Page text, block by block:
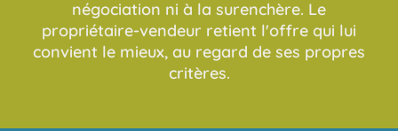
négociation ni à la surenchère. Le
propriétaire-vendeur retient l'offre qui lui
convient le mieux, au regard de ses propres
critères.